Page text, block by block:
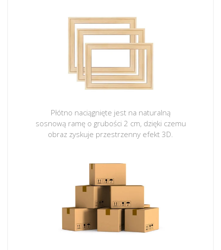
Płótno naciągnięte jest na naturalną
sosnową ramę o grubości 2 cm, dzięki czemu
obraz zyskuje przestrzenny efekt 3D.